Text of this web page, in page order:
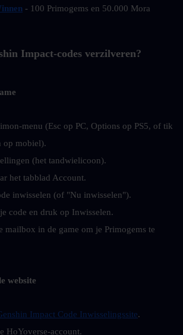
- 100 Primogems en 50.000 Mora
Impact-codes verzilveren?
menu (Esc op PC, Options op PS5, of tik
op mobiel).
(het tandwielicoon).
het tabblad Account.
inwisselen (of "Nu inwisselen").
code en druk op Inwisselen.
mailbox in de game om je Primogems te
website
Impact Code Inwisselingssite.
HoYoverse-account.